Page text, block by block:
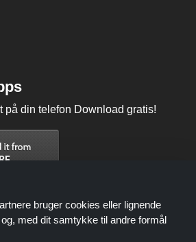
på din telefon Download gratis!
bruger cookies eller lignende
med dit samtykke til andre formål